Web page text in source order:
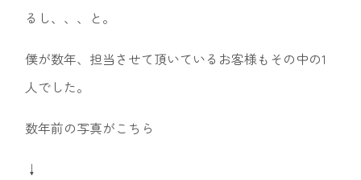
るし、、、と。
僕が数年、担当させて頂いているお客様もその中の1
人でした。
数年前の写真がこちら
↓